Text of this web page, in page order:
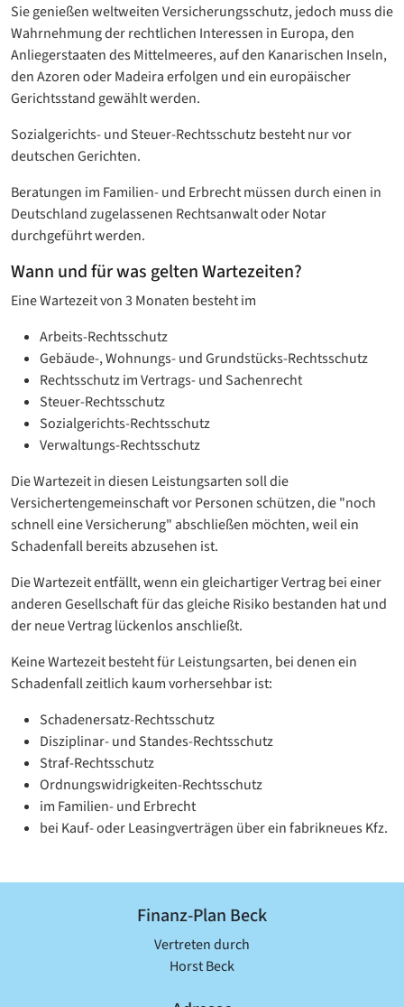
Sie genießen weltweiten Versicherungsschutz, jedoch muss die
Wahrnehmung der rechtlichen Interessen in Europa, den
Anliegerstaaten des Mittelmeeres, auf den Kanarischen Inseln,
den Azoren oder Madeira erfolgen und ein europäischer
Gerichtsstand gewählt werden.
Sozialgerichts- und Steuer-Rechtsschutz besteht nur vor
deutschen Gerichten.
Beratungen im Familien- und Erbrecht müssen durch einen in
Deutschland zugelassenen Rechtsanwalt oder Notar
durchgeführt werden.
Wann und für was gelten Wartezeiten?
Eine Wartezeit von 3 Monaten besteht im
Arbeits-Rechtsschutz
Gebäude-, Wohnungs- und Grundstücks-Rechtsschutz
Rechtsschutz im Vertrags- und Sachenrecht
Steuer-Rechtsschutz
Sozialgerichts-Rechtsschutz
Verwaltungs-Rechtsschutz
Die Wartezeit in diesen Leistungsarten soll die
Versichertengemeinschaft vor Personen schützen, die "noch
schnell eine Versicherung" abschließen möchten, weil ein
Schadenfall bereits abzusehen ist.
Die Wartezeit entfällt, wenn ein gleichartiger Vertrag bei einer
anderen Gesellschaft für das gleiche Risiko bestanden hat und
der neue Vertrag lückenlos anschließt.
Keine Wartezeit besteht für Leistungsarten, bei denen ein
Schadenfall zeitlich kaum vorhersehbar ist:
Schadenersatz-Rechtsschutz
Disziplinar- und Standes-Rechtsschutz
Straf-Rechtsschutz
Ordnungswidrigkeiten-Rechtsschutz
im Familien- und Erbrecht
bei Kauf- oder Leasingverträgen über ein fabrikneues Kfz.
Finanz-Plan Beck
Vertreten durch
Horst Beck